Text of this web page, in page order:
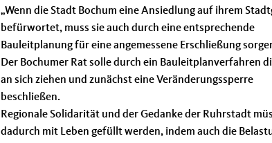
Wenn die Stadt Bochum eine Ansiedlung auf ihrem
befürwortet, muss sie auch durch eine entsprechende
Bauleitplanung für eine angemessene Erschließung
Der Bochumer Rat solle durch ein Bauleitplanverfahren
an sich ziehen und zunächst eine Veränderungssperre
beschließen.
Regionale Solidarität und der Gedanke der Ruhrstadt
dadurch mit Leben gefüllt werden, indem auch die